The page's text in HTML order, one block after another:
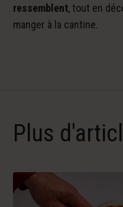
ressemblent, tout en
manger à la cantine.
Plus